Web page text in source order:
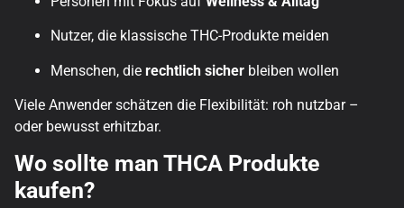
Nutzer, die klassische THC-Produkte meiden
Menschen, dierechtlich sicher bleiben wollen
Viele Anwender schätzen die Flexibilität: roh nutzbar –
oder bewusst erhitzbar.
Wo sollte man THCA Produkte
kaufen?